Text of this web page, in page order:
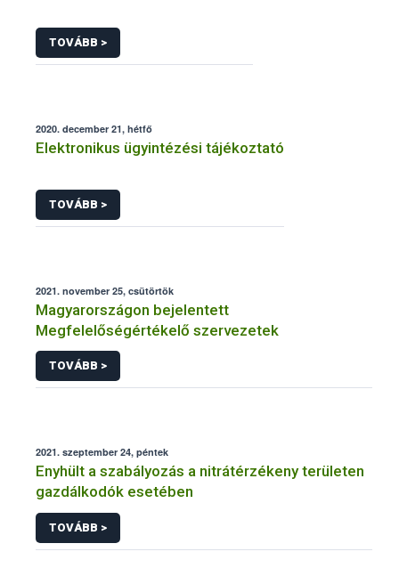
TOVÁBB >
2020. december 21, hétfő
Elektronikus ügyintézési tájékoztató
TOVÁBB >
2021. november 25, csütörtök
Magyarországon bejelentett
Megfelelőségértékelő szervezetek
TOVÁBB >
2021. szeptember 24, péntek
Enyhült a szabályozás a nitrátérzékeny területen
gazdálkodók esetében
TOVÁBB >